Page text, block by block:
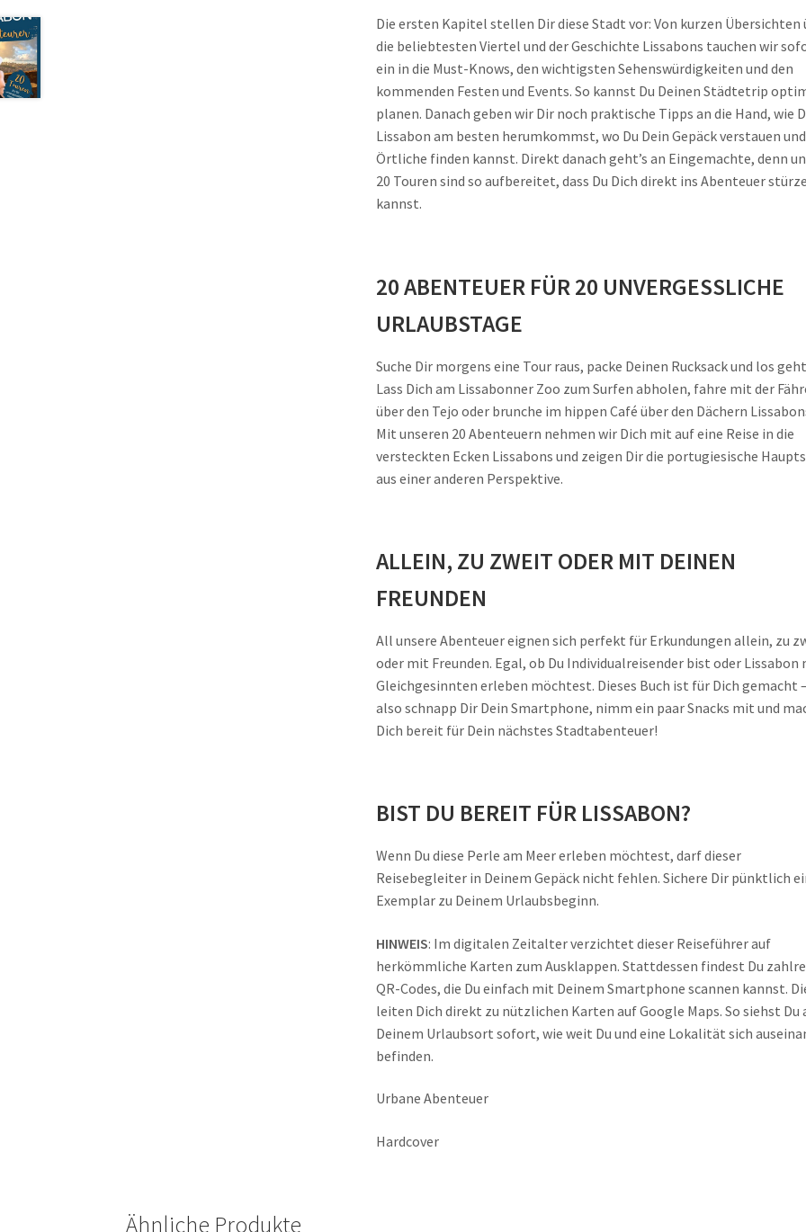
Die ersten Kapitel stellen Dir diese Stadt vor: Von kurzen Übersichten
die beliebtesten Viertel und der Geschichte Lissabons tauchen wir
ein in die Must-Knows, den wichtigsten Sehenswürdigkeiten und den
kommenden Festen und Events. So kannst Du Deinen Städtetrip
planen. Danach geben wir Dir noch praktische Tipps an die Hand, wie
Lissabon am besten herumkommst, wo Du Dein Gepäck verstauen
Örtliche finden kannst. Direkt danach geht’s an Eingemachte, denn
20 Touren sind so aufbereitet, dass Du Dich direkt ins Abenteuer
kannst.
20 ABENTEUER FÜR 20 UNVERGESSLICHE
URLAUBSTAGE
Suche Dir morgens eine Tour raus, packe Deinen Rucksack und los
Lass Dich am Lissabonner Zoo zum Surfen abholen, fahre mit der
über den Tejo oder brunche im hippen Café über den Dächern
Mit unseren 20 Abenteuern nehmen wir Dich mit auf eine Reise in die
versteckten Ecken Lissabons und zeigen Dir die portugiesische
aus einer anderen Perspektive.
ALLEIN, ZU ZWEIT ODER MIT DEINEN
FREUNDEN
All unsere Abenteuer eignen sich perfekt für Erkundungen allein, zu
oder mit Freunden. Egal, ob Du Individualreisender bist oder Lissabon
Gleichgesinnten erleben möchtest. Dieses Buch ist für Dich gemacht –
also schnapp Dir Dein Smartphone, nimm ein paar Snacks mit und
Dich bereit für Dein nächstes Stadtabenteuer!
BIST DU BEREIT FÜR LISSABON?
Wenn Du diese Perle am Meer erleben möchtest, darf dieser
Reisebegleiter in Deinem Gepäck nicht fehlen. Sichere Dir pünktlich
Exemplar zu Deinem Urlaubsbeginn.
HINWEIS: Im digitalen Zeitalter verzichtet dieser Reiseführer auf
herkömmliche Karten zum Ausklappen. Stattdessen findest Du
QR-Codes, die Du einfach mit Deinem Smartphone scannen kannst.
leiten Dich direkt zu nützlichen Karten auf Google Maps. So siehst Du
Deinem Urlaubsort sofort, wie weit Du und eine Lokalität sich
befinden.
Urbane Abenteuer
Hardcover
Ähnliche Produkte